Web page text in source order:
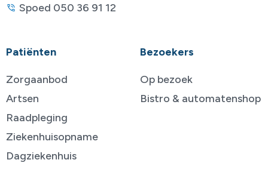
Spoed 050 36 91 12
Patiënten
Zorgaanbod
Artsen
Raadpleging
Ziekenhuisopname
Dagziekenhuis
Bezoekers
Op bezoek
Bistro & automatenshop